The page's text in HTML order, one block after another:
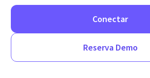
Conectar
Reserva Demo